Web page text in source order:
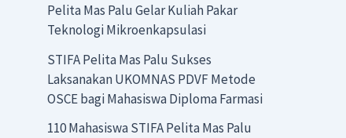
Pelita Mas Palu Gelar Kuliah Pakar
Teknologi Mikroenkapsulasi
STIFA Pelita Mas Palu Sukses
Laksanakan UKOMNAS PDVF Metode
OSCE bagi Mahasiswa Diploma Farmasi
110 Mahasiswa STIFA Pelita Mas Palu